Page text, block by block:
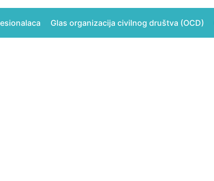
Glas organizacija civilnog društva (OCD)